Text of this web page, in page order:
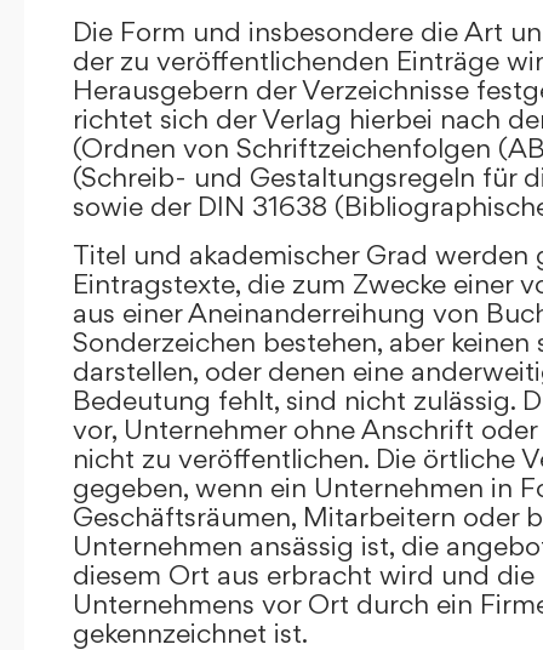
Die Form und insbesondere die Art
der zu veröffentlichenden Einträge
Herausgebern der Verzeichnisse
richtet sich der Verlag hierbei nach
(Ordnen von Schriftzeichenfolgen
(Schreib- und Gestaltungsregeln für
sowie der DIN 31638
Titel und akademischer Grad werden
Eintragstexte, die zum Zwecke einer
aus einer Aneinanderreihung von
Sonderzeichen bestehen, aber keinen
darstellen, oder denen eine
Bedeutung fehlt, sind nicht zulässig.
vor, Unternehmer ohne Anschrift
nicht zu veröffentlichen. Die örtliche
gegeben, wenn ein Unternehmen in
Geschäftsräumen, Mitarbeitern oder
Unternehmen ansässig ist, die
diesem Ort aus erbracht wird und die
Unternehmens vor Ort durch ein
gekennzeichnet ist.